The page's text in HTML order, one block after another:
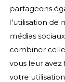
partageons
l'utilisation de
médias
combiner
vous leur avez
votre